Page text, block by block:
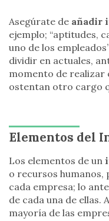
Asegúrate de añadir
ejemplo; “aptitudes,
uno de los
dividir en actuales,
momento de
ostentan otro cargo
Elementos del
Los elementos de un
o recursos
cada empresa; lo
de cada una de ellas.
mayoría de las